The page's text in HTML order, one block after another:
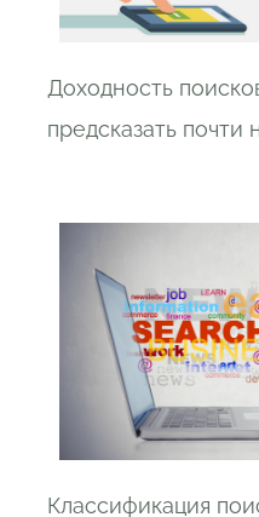
Доходность
предсказать
Классификация